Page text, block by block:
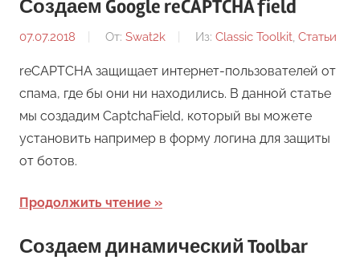
Создаем Google reCAPTCHA field
07.07.2018 От: Swat2k Из: Classic Toolkit, Статьи
reCAPTCHA защищает интернет-пользователей от
спама, где бы они ни находились. В данной статье
мы создадим CaptchaField, который вы можете
установить например в форму логина для защиты
от ботов.
Продолжить чтение
Создаем динамический Toolbar